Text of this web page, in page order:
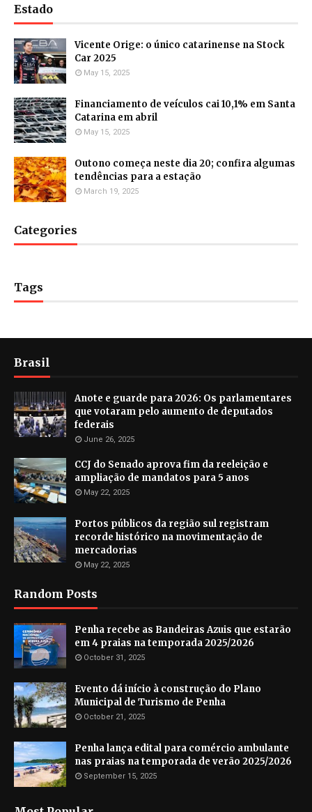
Estado
Vicente Orige: o único catarinense na Stock
Car 2025
May 15, 2025
Financiamento de veículos cai 10,1% em Santa
Catarina em abril
May 15, 2025
Outono começa neste dia 20; confira algumas
tendências para a estação
March 19, 2025
Categories
Tags
Brasil
Anote e guarde para 2026: Os parlamentares
que votaram pelo aumento de deputados
federais
June 26, 2025
CCJ do Senado aprova fim da reeleição e
ampliação de mandatos para 5 anos
May 22, 2025
Portos públicos da região sul registram
recorde histórico na movimentação de
mercadorias
May 22, 2025
Random Posts
Penha recebe as Bandeiras Azuis que estarão
em 4 praias na temporada 2025/2026
October 31, 2025
Evento dá início à construção do Plano
Municipal de Turismo de Penha
October 21, 2025
Penha lança edital para comércio ambulante
nas praias na temporada de verão 2025/2026
September 15, 2025